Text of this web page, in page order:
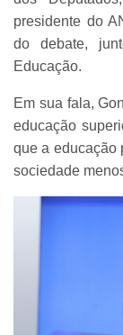
presidente do
do debate,
Educação.
Em sua fala,
educação
que a educação
sociedade